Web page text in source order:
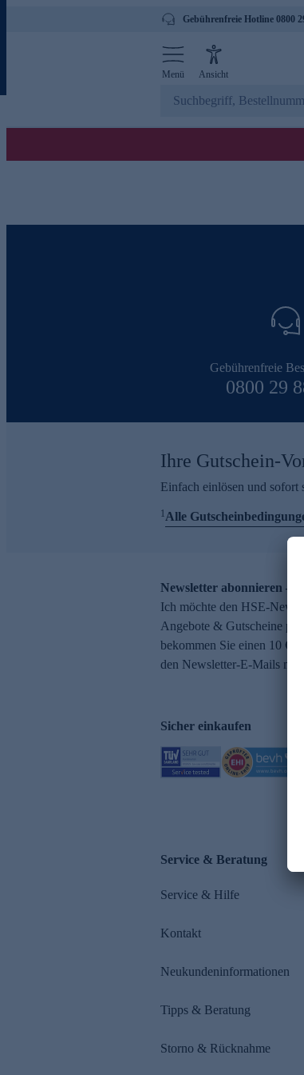
Gebührenfreie Hotline 0800
Menü Ansicht
Gebührenfreie
0800 29
Ihre Gutschein-
Einfach einlösen und sofort
1Alle
Newsletter abonnieren –
Ich möchte den HSE-
Angebote & Gutscheine
bekommen Sie einen 10 €
den Newsletter-E-Mails
Sicher einkaufen
Service & Beratung
Service & Hilfe
Kontakt
Neukundeninformationen
Tipps & Beratung
Storno & Rücknahme